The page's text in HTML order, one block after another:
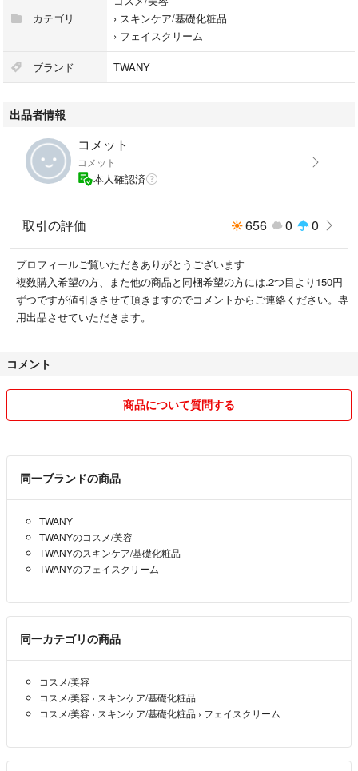
カテゴリ
› スキンケア/基礎化粧品
› フェイスクリーム
ブランド TWANY
出品者情報
コメット
コメット
本人確認済
取引の評価 656 0 0
プロフィールご覧いただきありがとうございます
複数購入希望の方、また他の商品と同梱希望の方には.2つ目より150円
ずつですが値引きさせて頂きますのでコメントからご連絡ください。専
用出品させていただきます。
コメント
商品について質問する
同一ブランドの商品
TWANY
TWANYのコスメ/美容
TWANYのスキンケア/基礎化粧品
TWANYのフェイスクリーム
同一カテゴリの商品
コスメ/美容
コスメ/美容 › スキンケア/基礎化粧品
コスメ/美容 › スキンケア/基礎化粧品 › フェイスクリーム